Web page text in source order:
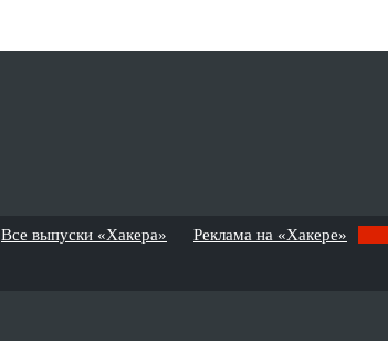
Все выпуски «Хакера» Реклама на «Хакере»